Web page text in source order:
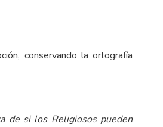
conservando la ortografía
de si los Religiosos pueden